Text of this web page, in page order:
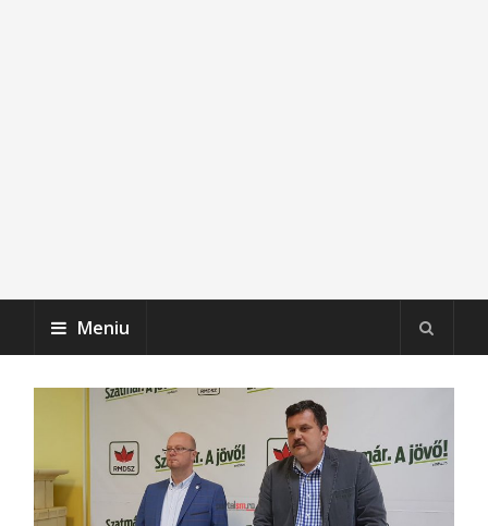
Meniu